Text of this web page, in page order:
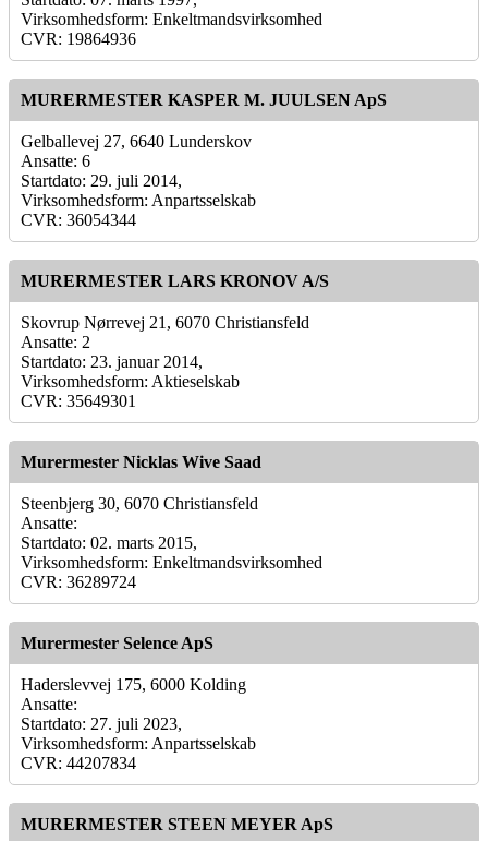
Virksomhedsform: Enkeltmandsvirksomhed
CVR: 19864936
MURERMESTER KASPER M. JUULSEN ApS
Gelballevej 27, 6640 Lunderskov
Ansatte: 6
Startdato: 29. juli 2014,
Virksomhedsform: Anpartsselskab
CVR: 36054344
MURERMESTER LARS KRONOV A/S
Skovrup Nørrevej 21, 6070 Christiansfeld
Ansatte: 2
Startdato: 23. januar 2014,
Virksomhedsform: Aktieselskab
CVR: 35649301
Murermester Nicklas Wive Saad
Steenbjerg 30, 6070 Christiansfeld
Ansatte:
Startdato: 02. marts 2015,
Virksomhedsform: Enkeltmandsvirksomhed
CVR: 36289724
Murermester Selence ApS
Haderslevvej 175, 6000 Kolding
Ansatte:
Startdato: 27. juli 2023,
Virksomhedsform: Anpartsselskab
CVR: 44207834
MURERMESTER STEEN MEYER ApS